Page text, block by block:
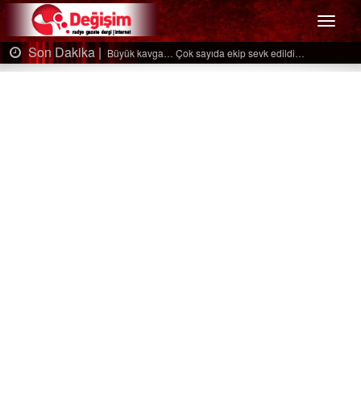
Menü
Son Dakika |Ağaçtan düştü…